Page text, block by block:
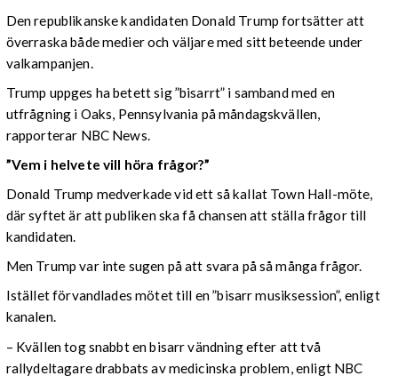
Den republikanske kandidaten Donald Trump fortsätter att
överraska både medier och väljare med sitt beteende under
valkampanjen.
Trump uppges ha betett sig ”bisarrt” i samband med en
utfrågning i Oaks, Pennsylvania på måndagskvällen,
rapporterar NBC News.
”Vem i helvete vill höra frågor?”
Donald Trump medverkade vid ett så kallat Town Hall-möte,
där syftet är att publiken ska få chansen att ställa frågor till
kandidaten.
Men Trump var inte sugen på att svara på så många frågor.
Istället förvandlades mötet till en ”bisarr musiksession”, enligt
kanalen.
– Kvällen tog snabbt en bisarr vändning efter att två
rallydeltagare drabbats av medicinska problem, enligt NBC